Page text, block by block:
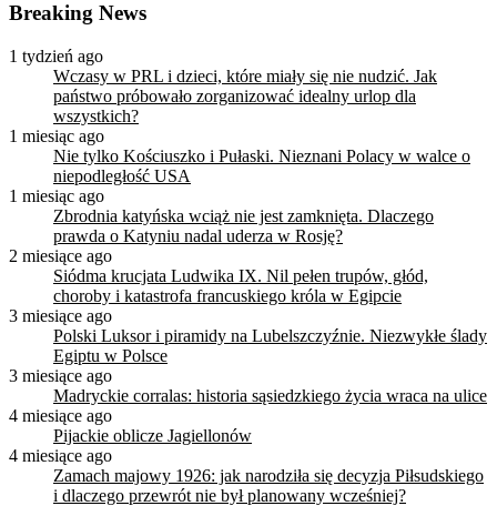
Breaking News
1 tydzień ago
Wczasy w PRL i dzieci, które miały się nie nudzić. Jak
państwo próbowało zorganizować idealny urlop dla
wszystkich?
1 miesiąc ago
Nie tylko Kościuszko i Pułaski. Nieznani Polacy w walce o
niepodległość USA
1 miesiąc ago
Zbrodnia katyńska wciąż nie jest zamknięta. Dlaczego
prawda o Katyniu nadal uderza w Rosję?
2 miesiące ago
Siódma krucjata Ludwika IX. Nil pełen trupów, głód,
choroby i katastrofa francuskiego króla w Egipcie
3 miesiące ago
Polski Luksor i piramidy na Lubelszczyźnie. Niezwykłe ślady
Egiptu w Polsce
3 miesiące ago
Madryckie corralas: historia sąsiedzkiego życia wraca na ulice
4 miesiące ago
Pijackie oblicze Jagiellonów
4 miesiące ago
Zamach majowy 1926: jak narodziła się decyzja Piłsudskiego
i dlaczego przewrót nie był planowany wcześniej?